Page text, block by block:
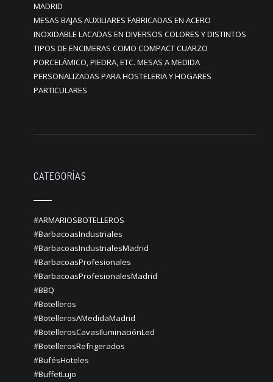
MADRID
MESAS BAJAS AUXILIARES FABRICADAS EN ACERO
INOXIDABLE LACADAS EN DIVERSOS COLORES Y DISTINTOS
TIPOS DE ENCIMERAS COMO COMPACT CUARZO
PORCELÁMICO, PIEDRA, ETC. MESAS A MEDIDA
PERSONALIZADAS PARA HOSTELERIA Y HOGARES
PARTICULARES
CATEGORÍAS
#ARMARIOSBOTELLEROS
#BarbacoasIndustriales
#BarbacoasIndustrialesMadrid
#BarbacoasProfesionales
#BarbacoasProfesionalesMadrid
#BBQ
#Botelleros
#BotellerosAMedidaMadrid
#BotellerosCavasIluminaciónLed
#BotellerosRefrigerados
#BufésHoteles
#BuffetLujo